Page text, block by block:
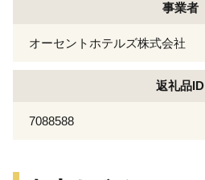
事業者
オーセントホテルズ株式会社
返礼品ID
7088588